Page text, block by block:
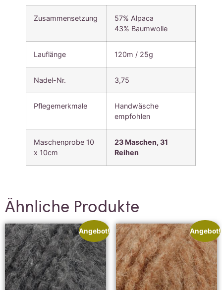
Zusammensetzung
57% Alpaca
43% Baumwolle
Lauflänge 120m / 25g
Nadel-Nr. 3,75
Pflegemerkmale
Handwäsche
empfohlen
Maschenprobe 10
x 10cm
23 Maschen, 31
Reihen
Ähnliche Produkte
Angebot! Angebot!